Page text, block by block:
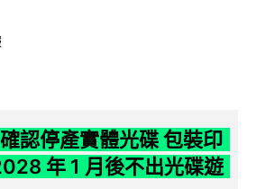
認停產實體光碟 包裝印
年 1 月後不出光碟遊